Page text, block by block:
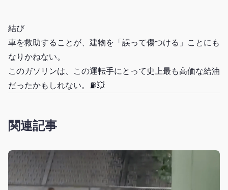
結び
車を救助することが、建物を「誤って傷つける」ことにも
なりかねない。
このガソリンは、この運転手にとって史上最も高価な給油
だったかもしれない。⛽💥
関連記事